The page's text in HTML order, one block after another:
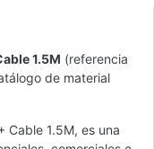
1.5M (referencia
de material
Cable 1.5M, es una